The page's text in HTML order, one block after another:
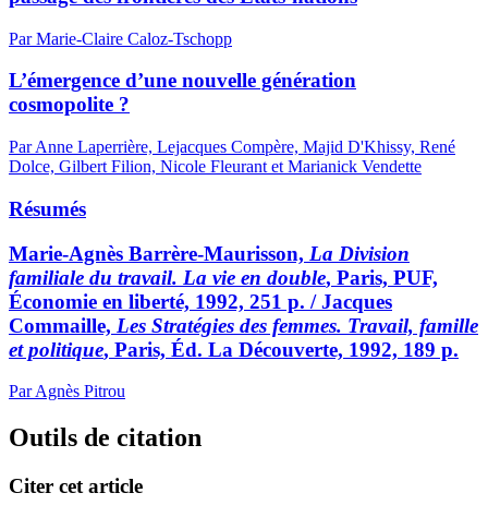
Par Marie-Claire Caloz-Tschopp
L’émergence d’une nouvelle génération
cosmopolite ?
Par Anne Laperrière, Lejacques Compère, Majid D'Khissy, René
Dolce, Gilbert Filion, Nicole Fleurant et Marianick Vendette
Résumés
Marie-Agnès Barrère-Maurisson, La Division
familiale du travail. La vie en double, Paris, PUF,
Économie en liberté, 1992, 251 p. / Jacques
Commaille, Les Stratégies des femmes. Travail, famille
et politique, Paris, Éd. La Découverte, 1992, 189 p.
Par Agnès Pitrou
Outils de citation
Citer cet article